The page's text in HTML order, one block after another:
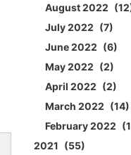
August 2022
12
July 2022
7
June 2022
6
May 2022
2
April 2022
2
March 2022
14
February 2022
1
2021
55